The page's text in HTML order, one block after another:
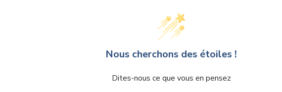
Nous cherchons des étoiles !
Dites-nous ce que vous en pensez